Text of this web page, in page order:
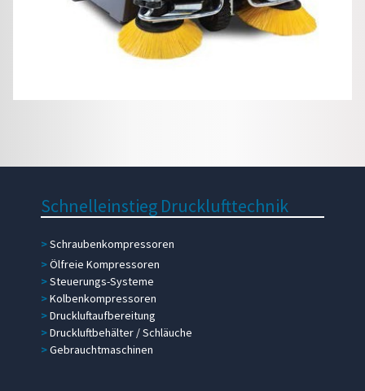
Schnelleinstieg Drucklufttechnik
>Schraubenkompressoren
>Ölfreie Kompressoren
>Steuerungs-Systeme
>Kolbenkompressoren
>Druckluftaufbereitung
>Druckluftbehälter / Schläuche
>Gebrauchtmaschinen